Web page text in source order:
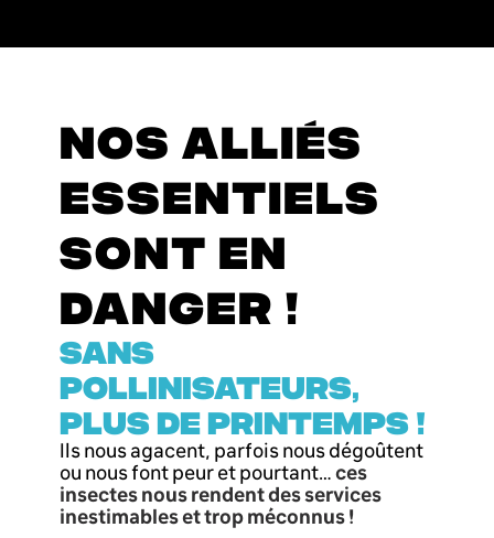
NOS ALLIÉS
ESSENTIELS
SONT EN
DANGER !
SANS
POLLINISATEURS,
PLUS DE PRINTEMPS !
Ils nous agacent, parfois nous dégoûtent
ou nous font peur et pourtant… ces
insectes nous rendent des services
inestimables et trop méconnus !